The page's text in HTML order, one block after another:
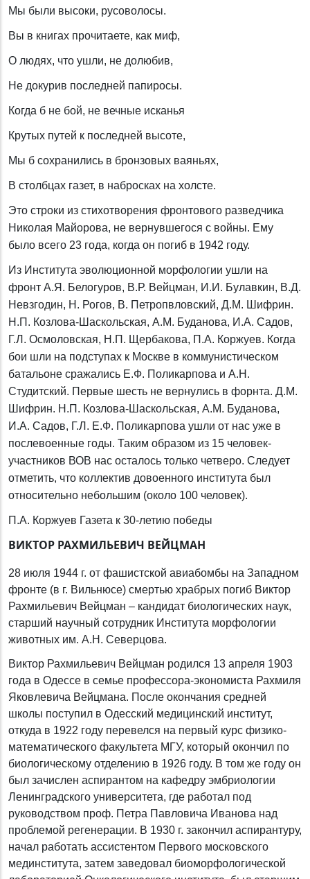
Мы были высоки, русоволосы.
Вы в книгах прочитаете, как миф,
О людях, что ушли, не долюбив,
Не докурив последней папиросы.
Когда б не бой, не вечные исканья
Крутых путей к последней высоте,
Мы б сохранились в бронзовых ваяньях,
В столбцах газет, в набросках на холсте.
Это строки из стихотворения фронтового разведчика
Николая Майорова, не вернувшегося с войны. Ему
было всего 23 года, когда он погиб в 1942 году.
Из Института эволюционной морфологии ушли на
фронт А.Я. Белогуров, В.Р. Вейцман, И.И. Булавкин, В.Д.
Невзгодин, Н. Рогов, В. Петропвловский, Д.М. Шифрин.
Н.П. Козлова-Шаскольская, А.М. Буданова, И.А. Садов,
Г.Л. Осмоловская, Н.П. Щербакова, П.А. Коржуев. Когда
бои шли на подступах к Москве в коммунистическом
батальоне сражались Е.Ф. Поликарпова и А.Н.
Студитский. Первые шесть не вернулись в форнта. Д.М.
Шифрин. Н.П. Козлова-Шаскольская, А.М. Буданова,
И.А. Садов, Г.Л. Е.Ф. Поликарпова ушли от нас уже в
послевоенные годы. Таким образом из 15 человек-
участников ВОВ нас осталось только четверо. Следует
отметить, что коллектив довоенного института был
относительно небольшим (около 100 человек).
П.А. Коржуев Газета к 30-летию победы
ВИКТОР РАХМИЛЬЕВИЧ ВЕЙЦМАН
28 июля 1944 г. от фашистской авиабомбы на Западном
фронте (в г. Вильнюсе) смертью храбрых погиб Виктор
Рахмильевич Вейцман – кандидат биологических наук,
старший научный сотрудник Института морфологии
животных им. А.Н. Северцова.
Виктор Рахмильевич Вейцман родился 13 апреля 1903
года в Одессе в семье профессора-экономиста Рахмиля
Яковлевича Вейцмана. После окончания средней
школы поступил в Одесский медицинский институт,
откуда в 1922 году перевелся на первый курс физико-
математического факультета МГУ, который окончил по
биологическому отделению в 1926 году. В том же году он
был зачислен аспирантом на кафедру эмбриологии
Ленинградского университета, где работал под
руководством проф. Петра Павловича Иванова над
проблемой регенерации. В 1930 г. закончил аспирантуру,
начал работать ассистентом Первого московского
мединститута, затем заведовал биоморфологической